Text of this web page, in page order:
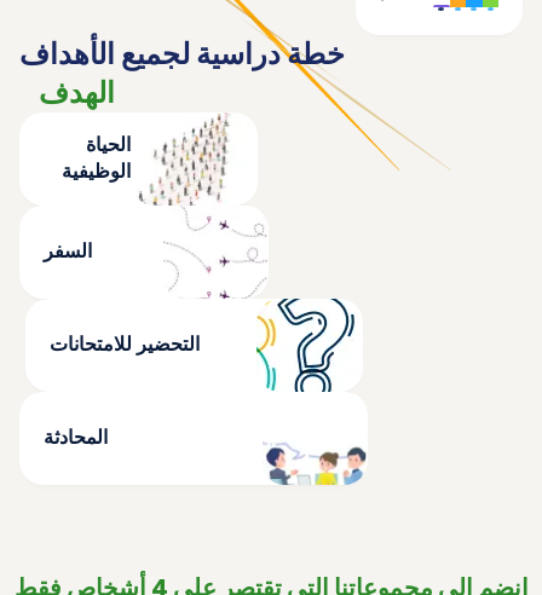
خطة دراسية لجميع الأهداف
الهدف
الحياة